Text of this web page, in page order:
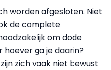
worden afgesloten. Niet
de complete
om dode
hoever ga je daarin?
zich vaak niet bewust